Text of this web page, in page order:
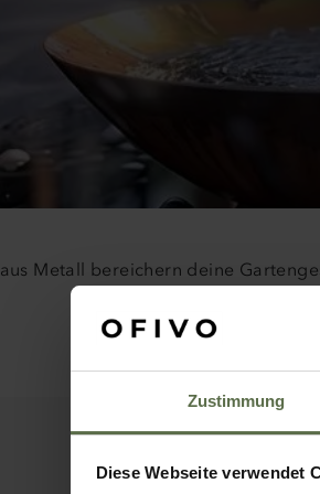
Zustimmung
Diese Webseite verwendet
aus Metall bereichern deine